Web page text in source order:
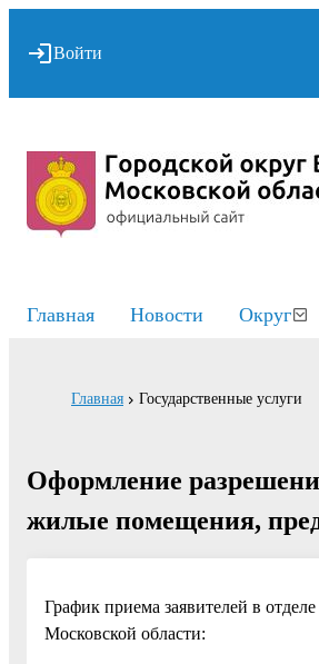
Войти
Главная Новости Округ
Главная Государственные услуги
Оформление
жилые помещения,
График приема заявителей в
Московской области: